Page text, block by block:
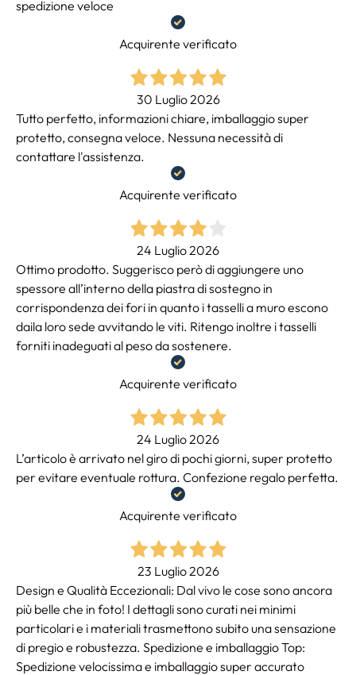
spedizione veloce
Acquirente verificato
30 Luglio 2026
Tutto perfetto, informazioni chiare, imballaggio super
protetto, consegna veloce. Nessuna necessità di
contattare l'assistenza.
Acquirente verificato
24 Luglio 2026
Ottimo prodotto. Suggerisco però di aggiungere uno
spessore all’interno della piastra di sostegno in
corrispondenza dei fori in quanto i tasselli a muro escono
daila loro sede avvitando le viti. Ritengo inoltre i tasselli
forniti inadeguati al peso da sostenere.
Acquirente verificato
24 Luglio 2026
L’articolo è arrivato nel giro di pochi giorni, super protetto
per evitare eventuale rottura. Confezione regalo perfetta.
Acquirente verificato
23 Luglio 2026
Design e Qualità Eccezionali: Dal vivo le cose sono ancora
più belle che in foto! I dettagli sono curati nei minimi
particolari e i materiali trasmettono subito una sensazione
di pregio e robustezza. Spedizione e imballaggio Top:
Spedizione velocissima e imballaggio super accurato